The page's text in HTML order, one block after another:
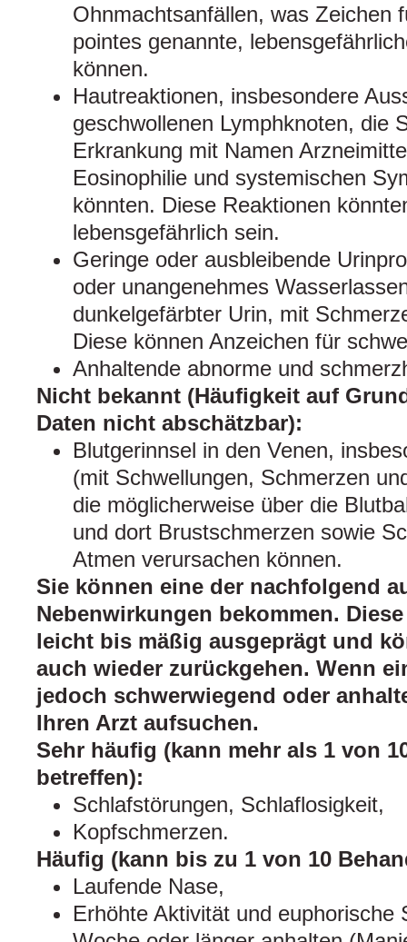
Ohnmachtsanfällen, was Zeichen
pointes genannte,
können.
Hautreaktionen, insbesondere
geschwollenen Lymphknoten, die
Erkrankung mit Namen
Eosinophilie und systemischen
könnten. Diese Reaktionen
lebensgefährlich sein.
Geringe oder ausbleibende
oder unangenehmes
dunkelgefärbter Urin, mit
Diese können Anzeichen für
Anhaltende abnorme und
Nicht bekannt (Häufigkeit auf
Daten nicht abschätzbar):
Blutgerinnsel in den Venen,
(mit Schwellungen, Schmerzen
die möglicherweise über die
und dort Brustschmerzen sowie
Atmen verursachen können.
Sie können eine der nachfolgend
Nebenwirkungen bekommen.
leicht bis mäßig ausgeprägt und
auch wieder zurückgehen. Wenn
jedoch schwerwiegend oder
Ihren Arzt aufsuchen.
Sehr häufig (kann mehr als 1 von
betreffen):
Schlafstörungen, Schlaflosigkeit,
Kopfschmerzen.
Häufig (kann bis zu 1 von 10
Laufende Nase,
Erhöhte Aktivität und euphorische